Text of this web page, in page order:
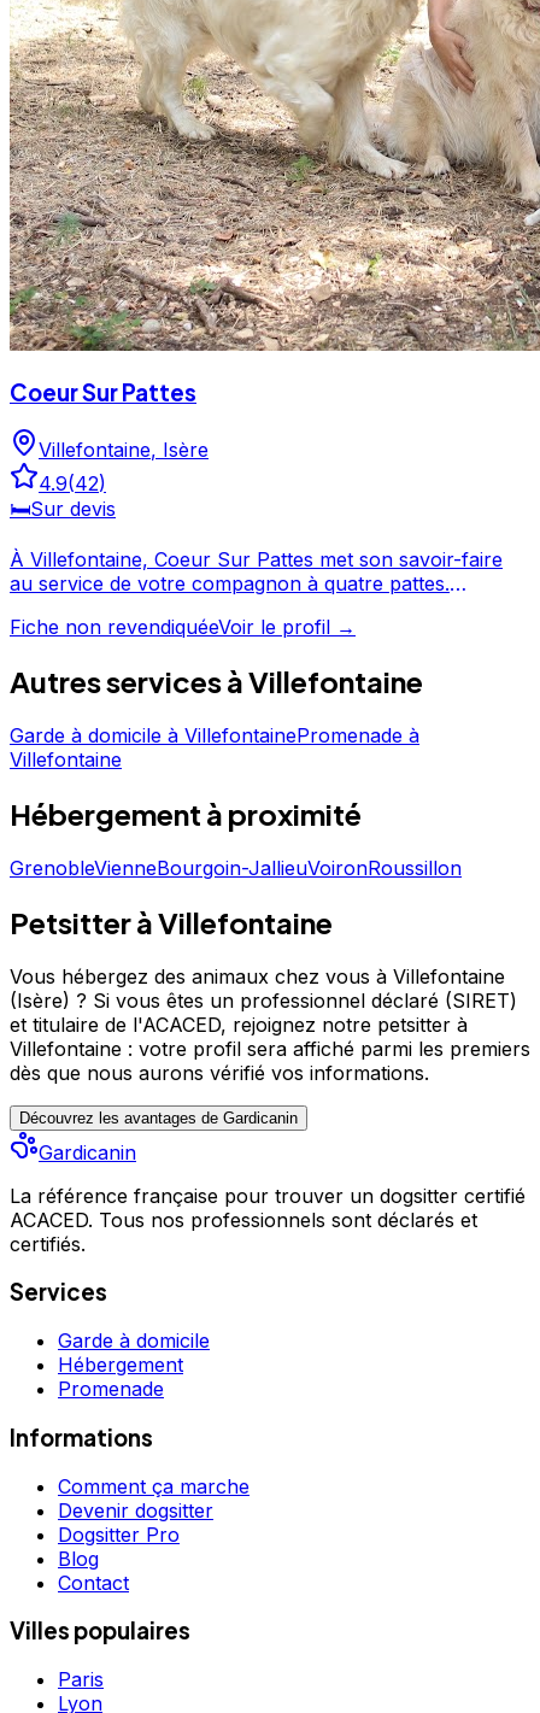
Coeur Sur Pattes
Villefontaine, Isère
4.9(42)
🛏️Sur devis
À Villefontaine, Coeur Sur Pattes met son savoir-faire
au service de votre compagnon à quatre pattes.
avis, Coeur Sur Pattes fait partie des professionnels
prestations et contactez-le directement depuis sa fiche.
situé à Villefontaine. Noté 4.9/5 ⭐⭐⭐⭐⭐ sur Google
Maps avec 42 avis.
Fiche non revendiquéeVoir le profil →
Autres services àVillefontaine
Garde à domicile à VillefontainePromenade à
Villefontaine
Hébergement à proximité
GrenobleVienneBourgoin-JallieuVoironRoussillon
Petsitter à Villefontaine
Vous hébergez des animaux chez vous à Villefontaine
(Isère) ? Si vous êtes un professionnel déclaré (SIRET)
et titulaire de l'ACACED, rejoignez notre petsitter à
Villefontaine : votre profil sera affiché parmi les premiers
dès que nous aurons vérifié vos informations.
Découvrez les avantages de Gardicanin
Gardicanin
La référence française pour trouver un dogsitter certifié
ACACED. Tous nos professionnels sont déclarés et
certifiés.
Services
Garde à domicile
Hébergement
Promenade
Informations
Comment ça marche
Devenir dogsitter
Dogsitter Pro
Blog
Contact
Villes populaires
Paris
Lyon